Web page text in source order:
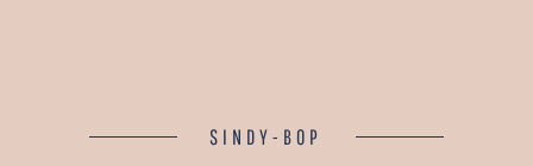
SINDY-BOP